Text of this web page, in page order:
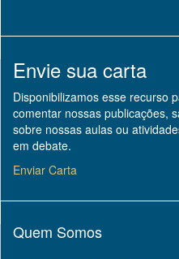
Envie sua carta
Disponibilizamos esse recurso
comentar nossas publicações,
sobre nossas aulas ou
em debate.
Enviar Carta
Quem Somos